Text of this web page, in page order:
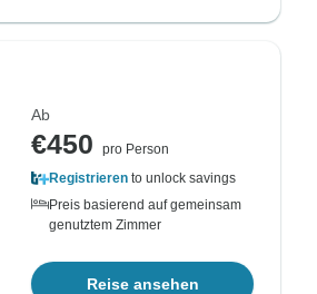
Ab
€450
pro Person
Registrieren to unlock savings
Preis basierend auf gemeinsam
genutztem Zimmer
Reise ansehen